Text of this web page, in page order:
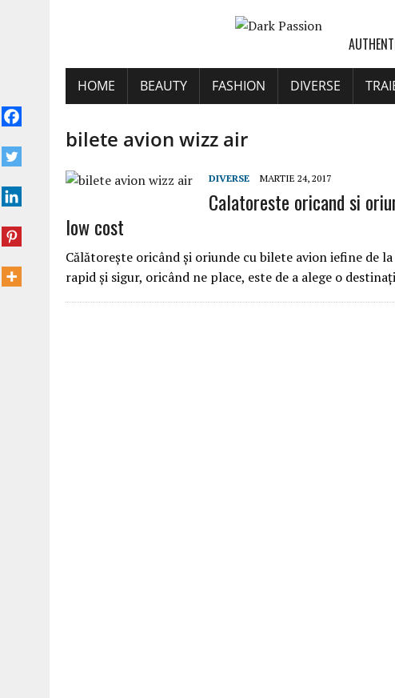
HOME BEAUTY FASHION DIVERSE
bilete avion wizz air
DIVERSE MARTIE 24, 2017
Calatoreste oricand si
low cost
Călătoreşte oricând şi oriunde cu bilete avion iefine de
rapid şi sigur, oricând ne place, este de a alege o